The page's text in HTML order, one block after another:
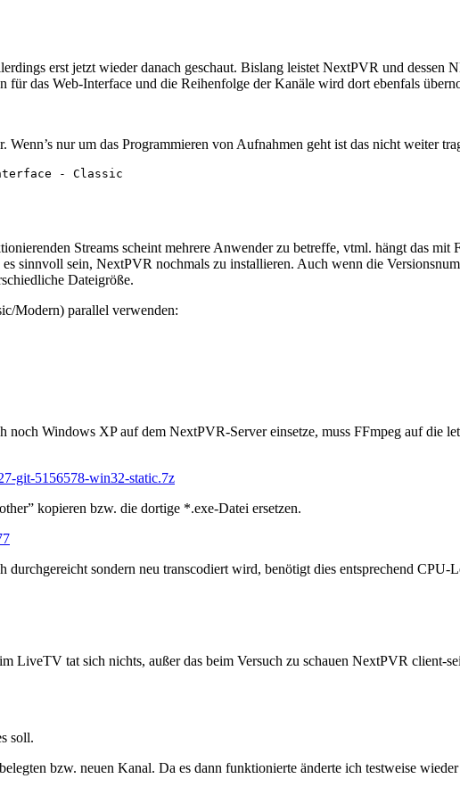
erst jetzt wieder danach geschaut. Bislang leistet NextPVR und
für das Web-Interface und die Reihenfolge der Kanäle wird dort ebenfals
nur um das Programmieren von Aufnahmen geht ist das nicht weiter
- Classic
Streams scheint mehrere Anwender zu betreffe, vtml. hängt das mit
sinnvoll sein, NextPVR nochmals zu installieren. Auch wenn die
Dateigröße.
Modern) parallel verwenden:
Windows XP auf dem NextPVR-Server einsetze, muss FFmpeg auf die
git-5156578-win32-static.7z
kopieren bzw. die dortige *.exe-Datei ersetzen.
durchgereicht sondern neu transcodiert wird, benötigt dies entsprechend
LiveTV tat sich nichts, außer das beim Versuch zu schauen NextPVR client-
soll.
bzw. neuen Kanal. Da es dann funktionierte änderte ich testweise